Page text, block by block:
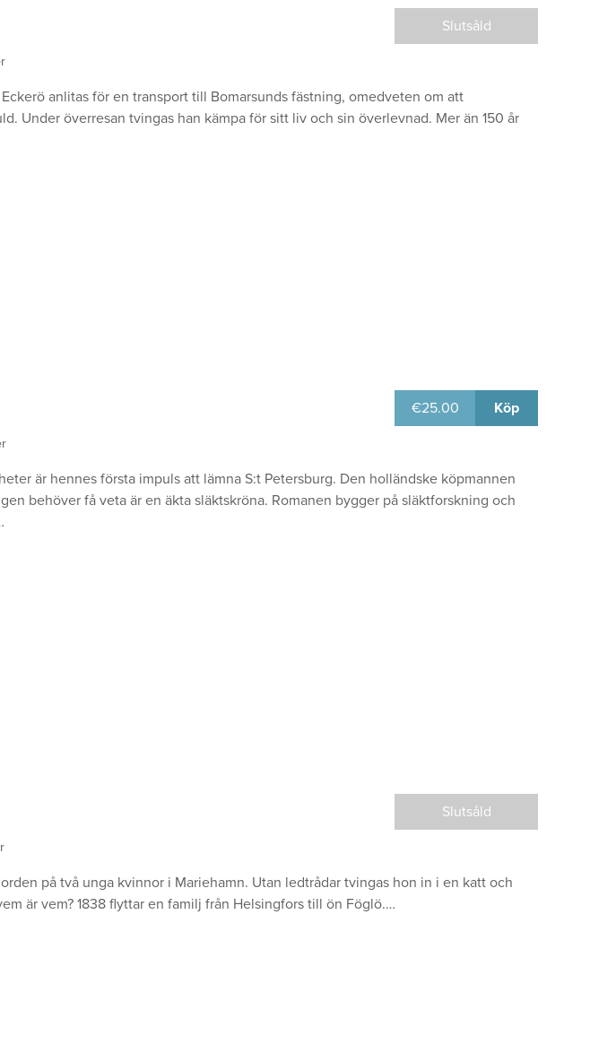
Slutsåld
anlitas för en transport till Bomarsunds fästning, omedveten om att
Under överresan tvingas han kämpa för sitt liv och sin överlevnad. Mer än 150 år
€25.00 Köp
är hennes första impuls att lämna S:t Petersburg. Den holländske köpmannen
behöver få veta är en äkta släktskröna. Romanen bygger på släktforskning och
Slutsåld
på två unga kvinnor i Mariehamn. Utan ledtrådar tvingas hon in i en katt och
är vem? 1838 flyttar en familj från Helsingfors till ön Föglö.…